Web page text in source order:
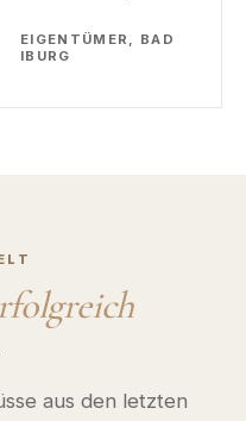
EIGENTÜMER, BAD
IBURG
aus den letzten